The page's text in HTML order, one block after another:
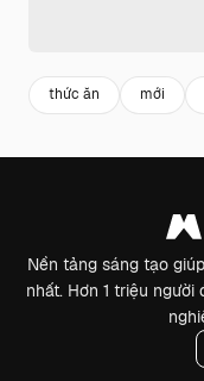
thức ăn mới
Nền tảng sáng tạo
nhất. Hơn 1 triệu